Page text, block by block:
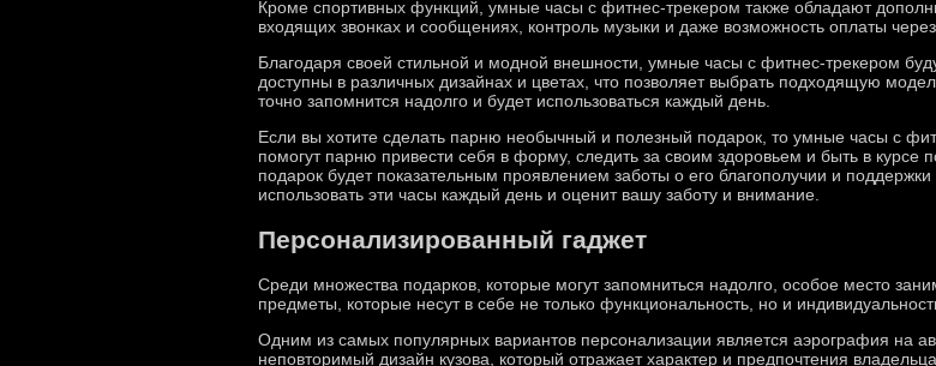
Кроме спортивных функций, умные часы с фитнес-трекером также обладают
входящих звонках и сообщениях, контроль музыки и даже возможность оплаты
Благодаря своей стильной и модной внешности, умные часы с фитнес-трекером
доступны в различных дизайнах и цветах, что позволяет выбрать подходящую
точно запомнится надолго и будет использоваться каждый день.
Если вы хотите сделать парню необычный и полезный подарок, то умные часы с
помогут парню привести себя в форму, следить за своим здоровьем и быть в
подарок будет показательным проявлением заботы о его благополучии и
использовать эти часы каждый день и оценит вашу заботу и внимание.
Персонализированный гаджет
Среди множества подарков, которые могут запомниться надолго, особое место
предметы, которые несут в себе не только функциональность, но и
Одним из самых популярных вариантов персонализации является аэрография на
неповторимый дизайн кузова, который отражает характер и предпочтения владельца.